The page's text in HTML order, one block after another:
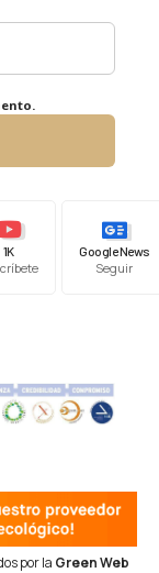
1K Google News
Seguir
por la Green Web